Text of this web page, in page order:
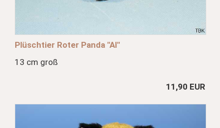
Plüschtier Roter Panda "Al"
13 cm groß
11,90 EUR